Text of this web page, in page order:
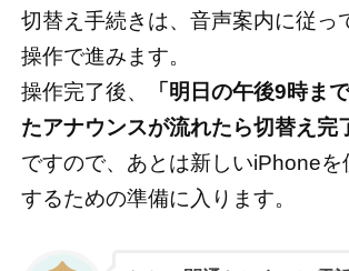
切替え手続きは、音声案内に従っ
操作で進みます。
操作完了後、
「明日の午後9時ま
たアナウンスが流れたら切替え完
ですので、あとは新しいiPhoneを
するための準備に入ります。